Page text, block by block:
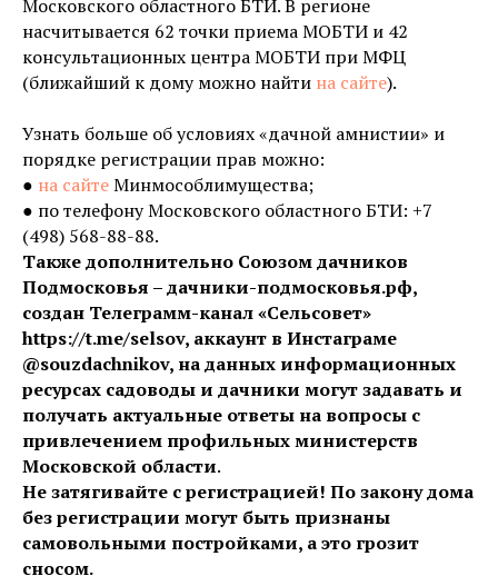
Московского областного БТИ. В регионе
насчитывается 62 точки приема МОБТИ и 42
консультационных центра МОБТИ при МФЦ
(ближайший к дому можно найти на сайте).
Узнать больше об условиях «дачной амнистии» и
порядке регистрации прав можно:
● на сайтеМинмособлимущества;
● по телефону Московского областного БТИ: +7
(498) 568-88-88.
Также дополнительно Союзом дачников
Подмосковья – дачники-подмосковья.рф,
создан Телеграмм-канал «Сельсовет»
https://t.me/selsov, аккаунт в Инстаграме
@souzdachnikov, на данных информационных
ресурсах садоводы и дачники могут задавать и
получать актуальные ответы на вопросы с
привлечением профильных министерств
Московской области.
Не затягивайте с регистрацией! По закону дома
без регистрации могут быть признаны
самовольными постройками, а это грозит
сносом.